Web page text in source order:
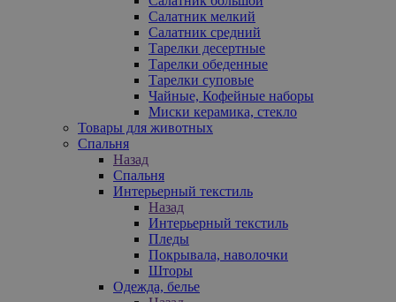
Салатник мелкий
Салатник средний
Тарелки десертные
Тарелки обеденные
Тарелки суповые
Чайные, Кофейные наборы
Миски керамика, стекло
Товары для животных
Спальня
Назад
Спальня
Интерьерный текстиль
Назад
Интерьерный текстиль
Пледы
Покрывала, наволочки
Шторы
Одежда, белье